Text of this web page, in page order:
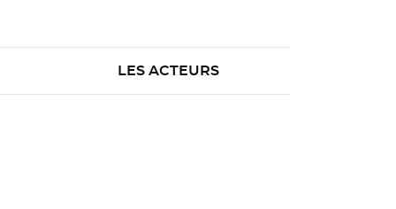
LES ACTEURS